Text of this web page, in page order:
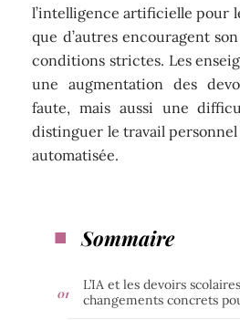
l’intelligence artificielle pour
que d’autres encouragent
conditions strictes. Les
une augmentation des
faute, mais aussi une
distinguer le travail
automatisée.
Sommaire
L’IA et les devoirs
changements concrets